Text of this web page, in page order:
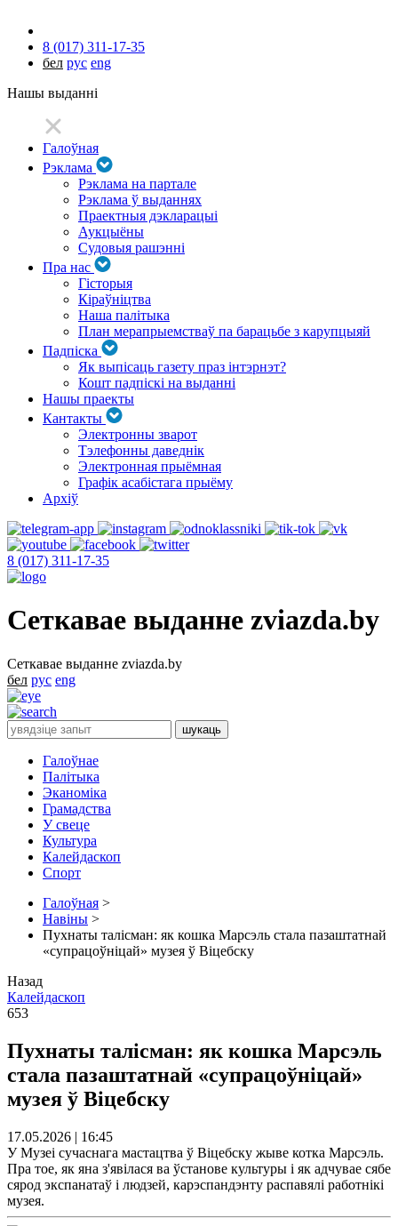
8 (017) 311-17-35
бел рус eng
Нашы выданні
Галоўная
Рэклама
Рэклама на партале
Рэклама ў выданнях
Праектныя дэкларацыі
Аукцыёны
Судовыя рашэнні
Пра нас
Гісторыя
Кіраўніцтва
Наша палітыка
План мерапрыемстваў па барацьбе з карупцыяй
Падпіска
Як выпісаць газету праз інтэрнэт?
Кошт падпіскі на выданні
Нашы праекты
Кантакты
Электронны зварот
Тэлефонны даведнік
Электронная прыёмная
Графік асабістага прыёму
Архіў
8 (017) 311-17-35
Сеткавае выданне zviazda.by
Сеткавае выданне zviazda.by
бел рус eng
Галоўнае
Палітыка
Эканоміка
Грамадства
У свеце
Культура
Калейдаскоп
Спорт
Галоўная >
Навіны >
Пухнаты талісман: як кошка Марсэль стала пазаштатнай
«супрацоўніцай» музея ў Віцебску
Назад
Калейдаскоп
653
Пухнаты талісман: як кошка Марсэль
стала пазаштатнай «супрацоўніцай»
музея ў Віцебску
17.05.2026 | 16:45
У Музеі сучаснага мастацтва ў Віцебску жыве котка Марсэль.
Пра тое, як яна з'явілася ва ўстанове культуры і як адчувае сябе
сярод экспанатаў і людзей, карэспандэнту распавялі работнікі
музея.